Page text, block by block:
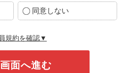
同意しない
規約を確認▼